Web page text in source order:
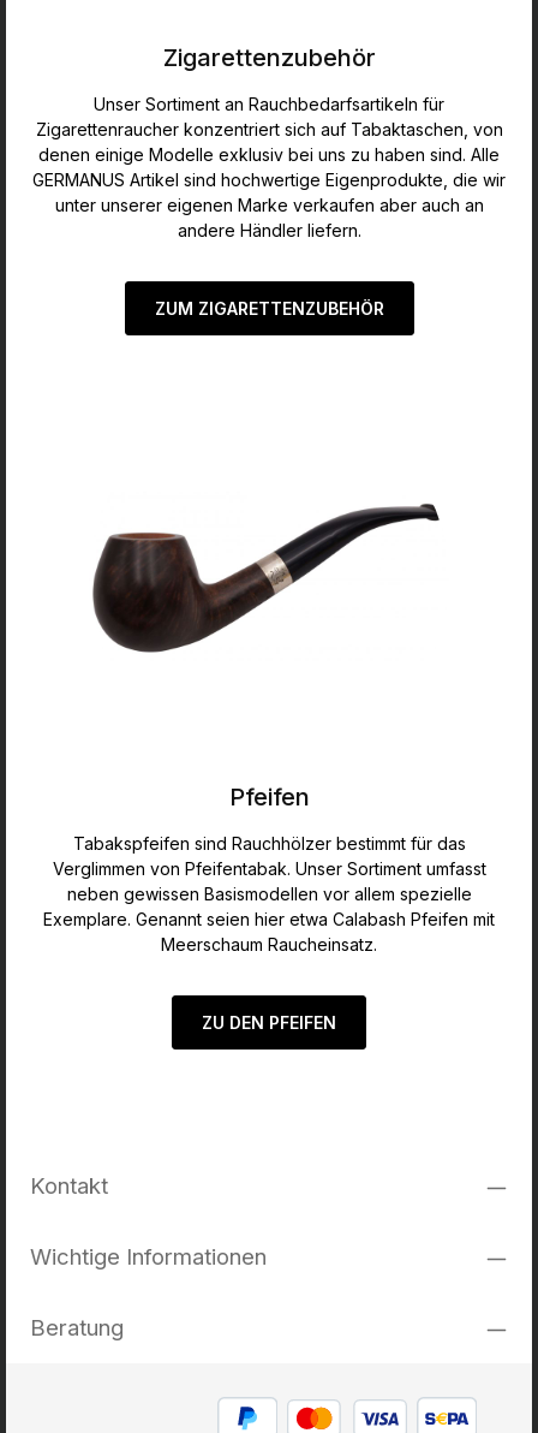
Zigarettenzubehör
Unser Sortiment an Rauchbedarfsartikeln für
Zigarettenraucher konzentriert sich auf Tabaktaschen, von
denen einige Modelle exklusiv bei uns zu haben sind. Alle
GERMANUS Artikel sind hochwertige Eigenprodukte, die wir
unter unserer eigenen Marke verkaufen aber auch an
andere Händler liefern.
ZUM ZIGARETTENZUBEHÖR
Pfeifen
Tabakspfeifen sind Rauchhölzer bestimmt für das
Verglimmen von Pfeifentabak. Unser Sortiment umfasst
neben gewissen Basismodellen vor allem spezielle
Exemplare. Genannt seien hier etwa Calabash Pfeifen mit
Meerschaum Raucheinsatz.
ZU DEN PFEIFEN
Kontakt
Wichtige Informationen
Beratung